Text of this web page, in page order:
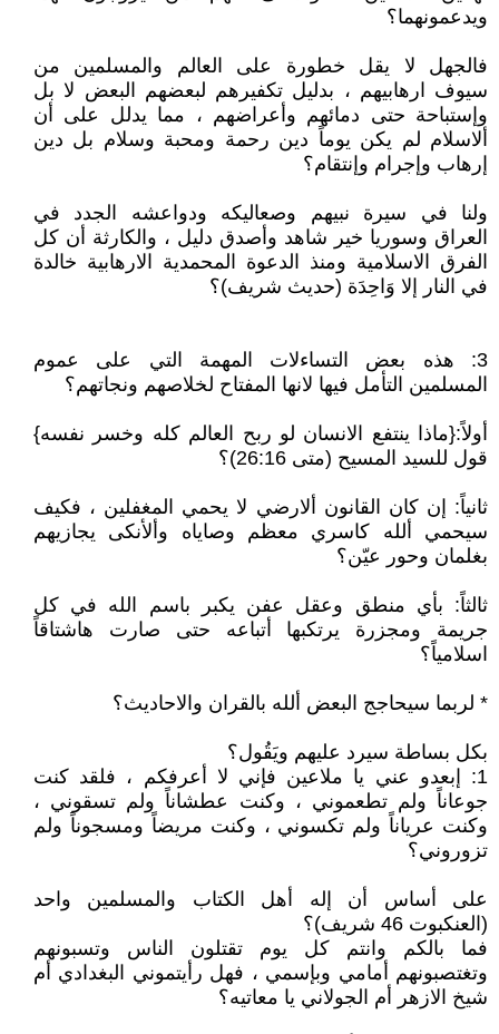
ويدعمونهما؟
فالجهل لا يقل خطورة على العالم والمسلمين من
سيوف ارهابيهم ، بدليل تكفيرهم لبعضهم البعض لا بل
وإستباحة حتى دمائهم وأعراضهم ، مما يدلل على أن
ألاسلام لم يكن يوماً دين رحمة ومحبة وسلام بل دين
إرهاب وإجرام وإنتقام؟
ولنا في سيرة نبيهم وصعاليكه ودواعشه الجدد في
العراق وسوريا خير شاهد وأصدق دليل ، والكارثة أن كل
الفرق الاسلامية ومنذ الدعوة المحمدية الارهابية خالدة
في النار إلا وَاحِدَة (حديث شريف)؟
3: هذه بعض التساءلات المهمة التي على عموم
المسلمين التأمل فيها لانها المفتاح لخلاصهم ونجاتهم؟
أولاً:{ماذا ينتفع الانسان لو ربح العالم كله وخسر نفسه}
قول للسيد المسيح (متى 26:16)؟
ثانياً: إن كان القانون ألارضي لا يحمي المغفلين ، فكيف
سيحمي ألله كاسري معظم وصاياه وألأنكى يجازيهم
بغلمان وحور عيّن؟
ثالثاً: بأي منطق وعقل عفن يكبر باسم الله في كل
جريمة ومجزرة يرتكبها أتباعه حتى صارت هاشتاقاً
اسلامياً؟
* لربما سيحاجج البعض ألله بالقران والاحاديث؟
بكل بساطة سيرد عليهم ويَقُول؟
1: إبعدو عني يا ملاعين فإني لا أعرفكم ، فلقد كنت
جوعاناً ولم تطعموني ، وكنت عطشاناً ولم تسقوني ،
وكنت عرياناً ولم تكسوني ، وكنت مريضاً ومسجوناً ولم
تزوروني؟
على أساس أن إله أهل الكتاب والمسلمين واحد
(العنكبوت 46 شريف)؟
فما بالكم وانتم كل يوم تقتلون الناس وتسبونهم
وتغتصبونهم أمامي وبإسمي ، فهل رأيتموني البغدادي أم
شيخ الازهر أم الجولاني يا معاتيه؟